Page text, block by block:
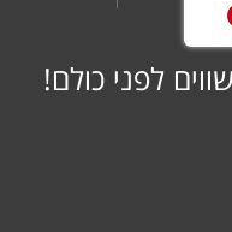
לפני כולם!